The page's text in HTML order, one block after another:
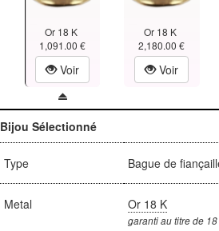
Or 18 K
1,091.00 €
Voir
Or 18 K
2,180.00 €
Voir
Bijou Sélectionné
Type Bague de
Metal Or 18 K
garanti au titre de